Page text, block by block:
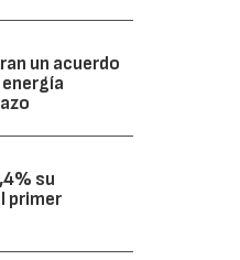
un acuerdo
su
primer